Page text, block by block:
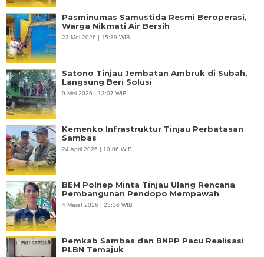
Pasminumas Samustida Resmi Beroperasi,
Warga Nikmati Air Bersih
23 Mei 2026 | 15:39 WIB
Satono Tinjau Jembatan Ambruk di Subah,
Langsung Beri Solusi
9 Mei 2026 | 13:07 WIB
Kemenko Infrastruktur Tinjau Perbatasan
Sambas
24 April 2026 | 10:06 WIB
BEM Polnep Minta Tinjau Ulang Rencana
Pembangunan Pendopo Mempawah
4 Maret 2026 | 23:36 WIB
Pemkab Sambas dan BNPP Pacu Realisasi
PLBN Temajuk